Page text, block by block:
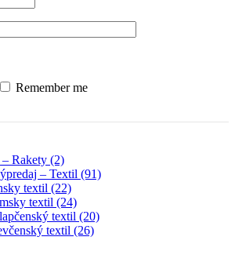
Remember me
Rakety (2)
– Textil (91)
textil (22)
textil (24)
textil (20)
textil (26)